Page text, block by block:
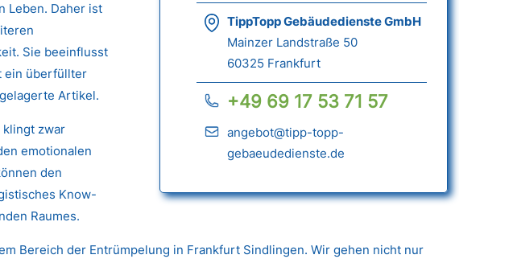
TippTopp Gebäudedienste GmbH
Mainzer Landstraße 50
60325 Frankfurt
+49 69 17 53 71 57
angebot@tipp-topp-
gebaeudedienste.de
Leben. Daher ist
Sie beeinflusst
ein überfüllter
Artikel.
klingt zwar
emotionalen
den
Know-
Raumes.
Bereich der Entrümpelung in Frankfurt Sindlingen. Wir gehen nicht nur